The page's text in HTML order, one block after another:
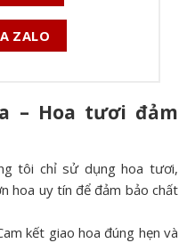
ZALO
– Hoa tươi đảm
tôi chỉ sử dụng hoa tươi,
hoa uy tín để đảm bảo chất
kết giao hoa đúng hẹn và